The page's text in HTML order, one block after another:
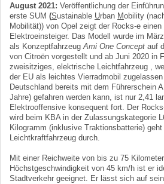
August 2021: Veröffentlichung der
erste SUM (Sustainable Urban Mobility
Mobilität)) von Opel zeigt der Rocks-e
Elektroeinsteiger. Das Modell wurde im
als Konzeptfahrzeug Ami One Concept auf
von Citroën vorgestellt und ab Juni 2020 in
zweisitziges, elektrische Leichtfahrzeug ,
der EU als leichtes Vierradmobil
Deutschland bereits mit dem Führerschein
Jahre) gefahren werden kann, ist nur 2,41
Elektrooffensive konsequent fort. Der
wird beim KBA in der Zulassungskategorie
Kilogramm (inklusive Traktionsbatterie)
Leichtkraftfahrzeug durch.
Mit einer Reichweite von bis zu 75
Höchstgeschwindigkeit von 45 km/h ist er
Stadtverkehr geeignet. Er lässt sich auf